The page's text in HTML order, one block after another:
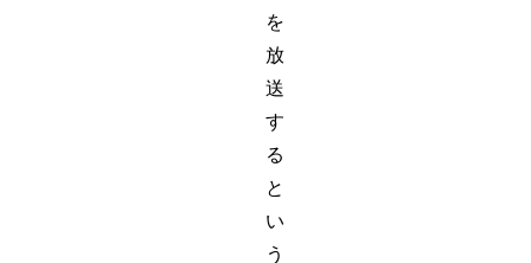
を
放
送
す
る
と
い
う